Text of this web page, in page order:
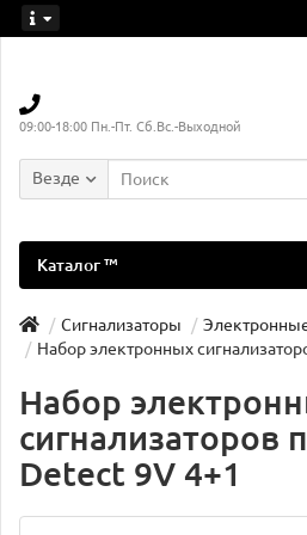
09:00-18:00 Пн.-Пт. Сб.Вс.-Выходной
Везде
Каталог ™
Сигнализаторы
Набор электронных
Набор
сигнализаторов
Detect 9V 4+1